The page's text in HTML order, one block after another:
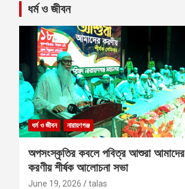
ধর্ম ও জীবন
ধর্ম ও জীবন নারায়ণগঞ্জ
অপসংস্কৃতির কবলে পবিত্র আশুরা আমাদের
করণীয় শীর্ষক আলোচনা সভা
June 19, 2026 talas